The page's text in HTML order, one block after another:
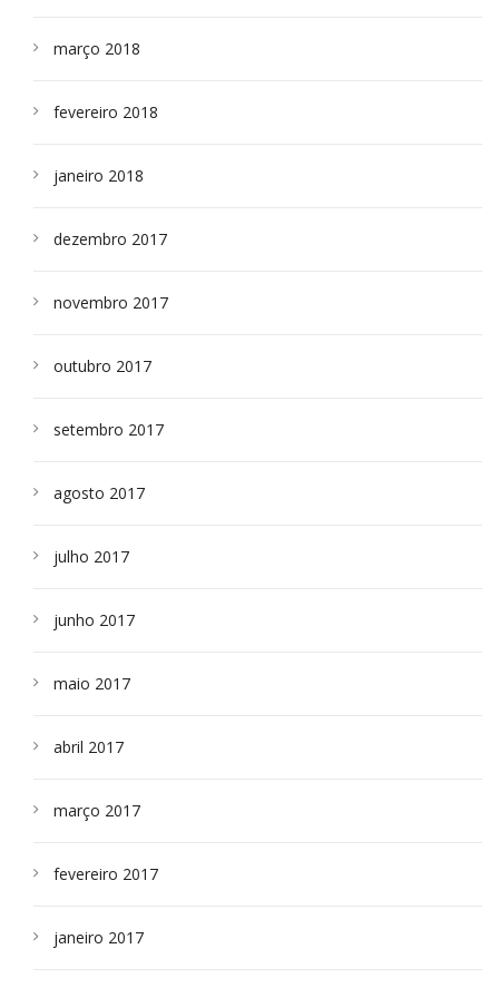
março 2018
fevereiro 2018
janeiro 2018
dezembro 2017
novembro 2017
outubro 2017
setembro 2017
agosto 2017
julho 2017
junho 2017
maio 2017
abril 2017
março 2017
fevereiro 2017
janeiro 2017